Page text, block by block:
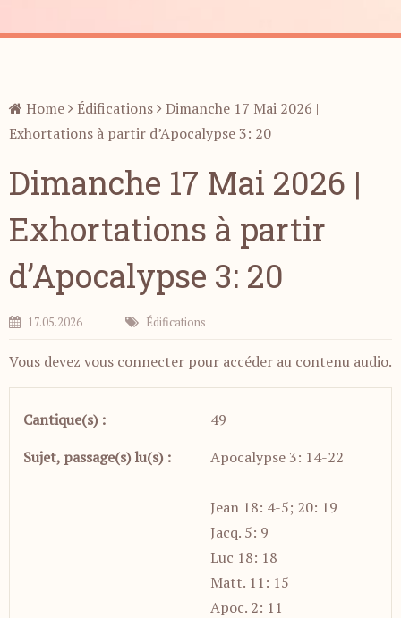
Home Édifications
Dimanche 17 Mai 2026 |
Exhortations à partir d’Apocalypse 3: 20
Dimanche 17 Mai 2026 |
Exhortations à partir
d’Apocalypse 3: 20
17.05.2026 Édifications
Vous devez vous connecter pour accéder au contenu audio.
Cantique(s) :
49
Sujet, passage(s) lu(s) :
Apocalypse 3: 14-22
Jean 18: 4-5; 20: 19
Jacq. 5: 9
Luc 18: 18
Matt. 11: 15
Apoc. 2: 11